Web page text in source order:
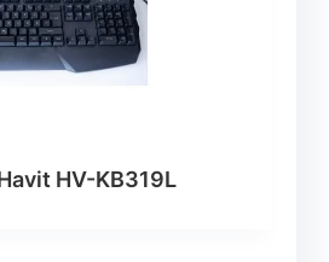
HV-KB319L